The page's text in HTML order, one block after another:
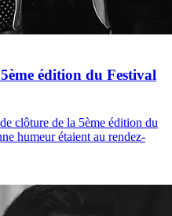
édition du Festival
clôture de la 5ème édition du
humeur étaient au rendez-